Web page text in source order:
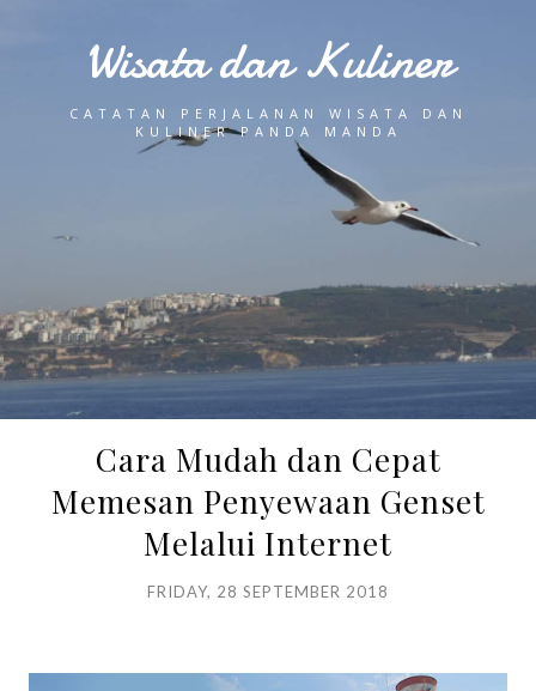
Wisata dan Kuliner
CATATAN PERJALANAN WISATA DAN
KULINER PANDA MANDA
Cara Mudah dan Cepat
Memesan Penyewaan Genset
Melalui Internet
FRIDAY, 28 SEPTEMBER 2018